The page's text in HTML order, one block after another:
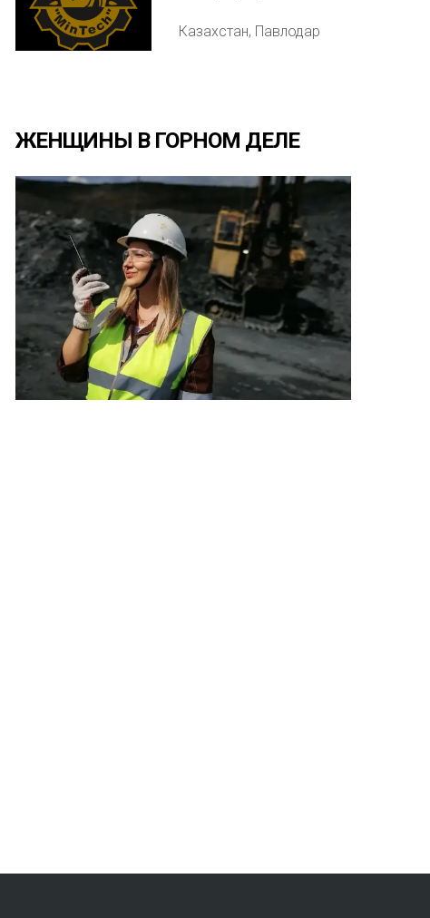
Казахстан, Павлодар
ЖЕНЩИНЫ В ГОРНОМ ДЕЛЕ